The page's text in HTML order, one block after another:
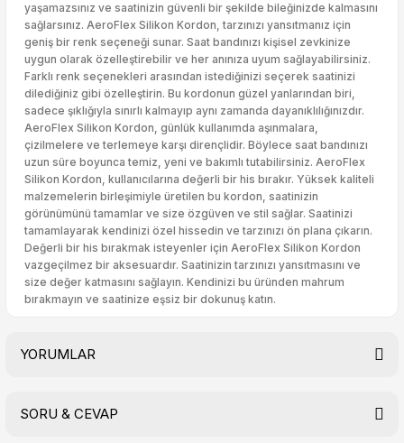
yaşamazsınız ve saatinizin güvenli bir şekilde bileğinizde kalmasını
sağlarsınız. AeroFlex Silikon Kordon, tarzınızı yansıtmanız için
geniş bir renk seçeneği sunar. Saat bandınızı kişisel zevkinize
uygun olarak özelleştirebilir ve her anınıza uyum sağlayabilirsiniz.
Farklı renk seçenekleri arasından istediğinizi seçerek saatinizi
dilediğiniz gibi özelleştirin. Bu kordonun güzel yanlarından biri,
sadece şıklığıyla sınırlı kalmayıp aynı zamanda dayanıklılığınızdır.
AeroFlex Silikon Kordon, günlük kullanımda aşınmalara,
çizilmelere ve terlemeye karşı dirençlidir. Böylece saat bandınızı
uzun süre boyunca temiz, yeni ve bakımlı tutabilirsiniz. AeroFlex
Silikon Kordon, kullanıcılarına değerli bir his bırakır. Yüksek kaliteli
malzemelerin birleşimiyle üretilen bu kordon, saatinizin
görünümünü tamamlar ve size özgüven ve stil sağlar. Saatinizi
tamamlayarak kendinizi özel hissedin ve tarzınızı ön plana çıkarın.
Değerli bir his bırakmak isteyenler için AeroFlex Silikon Kordon
vazgeçilmez bir aksesuardır. Saatinizin tarzınızı yansıtmasını ve
size değer katmasını sağlayın. Kendinizi bu üründen mahrum
bırakmayın ve saatinize eşsiz bir dokunuş katın.
YORUMLAR
SORU & CEVAP